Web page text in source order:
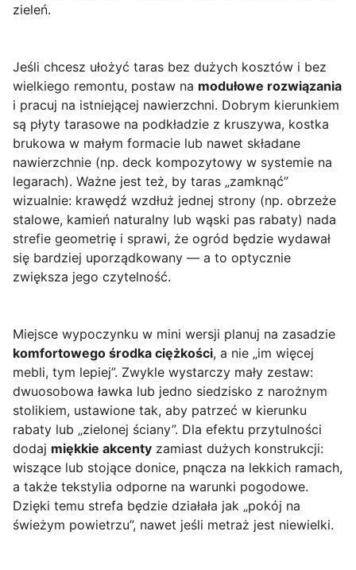
zieleń.
Jeśli chcesz ułożyć taras bez dużych kosztów i bez
wielkiego remontu, postaw na modułowe rozwiązania
i pracuj na istniejącej nawierzchni. Dobrym kierunkiem
są płyty tarasowe na podkładzie z kruszywa, kostka
brukowa w małym formacie lub nawet składane
nawierzchnie (np. deck kompozytowy w systemie na
legarach). Ważne jest też, by taras „zamknąć”
wizualnie: krawędź wzdłuż jednej strony (np. obrzeże
stalowe, kamień naturalny lub wąski pas rabaty) nada
strefie geometrię i sprawi, że ogród będzie wydawał
się bardziej uporządkowany — a to optycznie
zwiększa jego czytelność.
Miejsce wypoczynku w mini wersji planuj na zasadzie
komfortowego środka ciężkości, a nie „im więcej
mebli, tym lepiej”. Zwykle wystarczy mały zestaw:
dwuosobowa ławka lub jedno siedzisko z narożnym
stolikiem, ustawione tak, aby patrzeć w kierunku
rabaty lub „zielonej ściany”. Dla efektu przytulności
dodaj miękkie akcenty zamiast dużych konstrukcji:
wiszące lub stojące donice, pnącza na lekkich ramach,
a także tekstylia odporne na warunki pogodowe.
Dzięki temu strefa będzie działała jak „pokój na
świeżym powietrzu”, nawet jeśli metraż jest niewielki.